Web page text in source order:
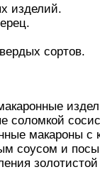
изделий.
сортов.
соломкой
макароны с
соусом и